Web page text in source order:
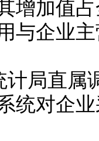
增加值
与企业
局直属
统对企